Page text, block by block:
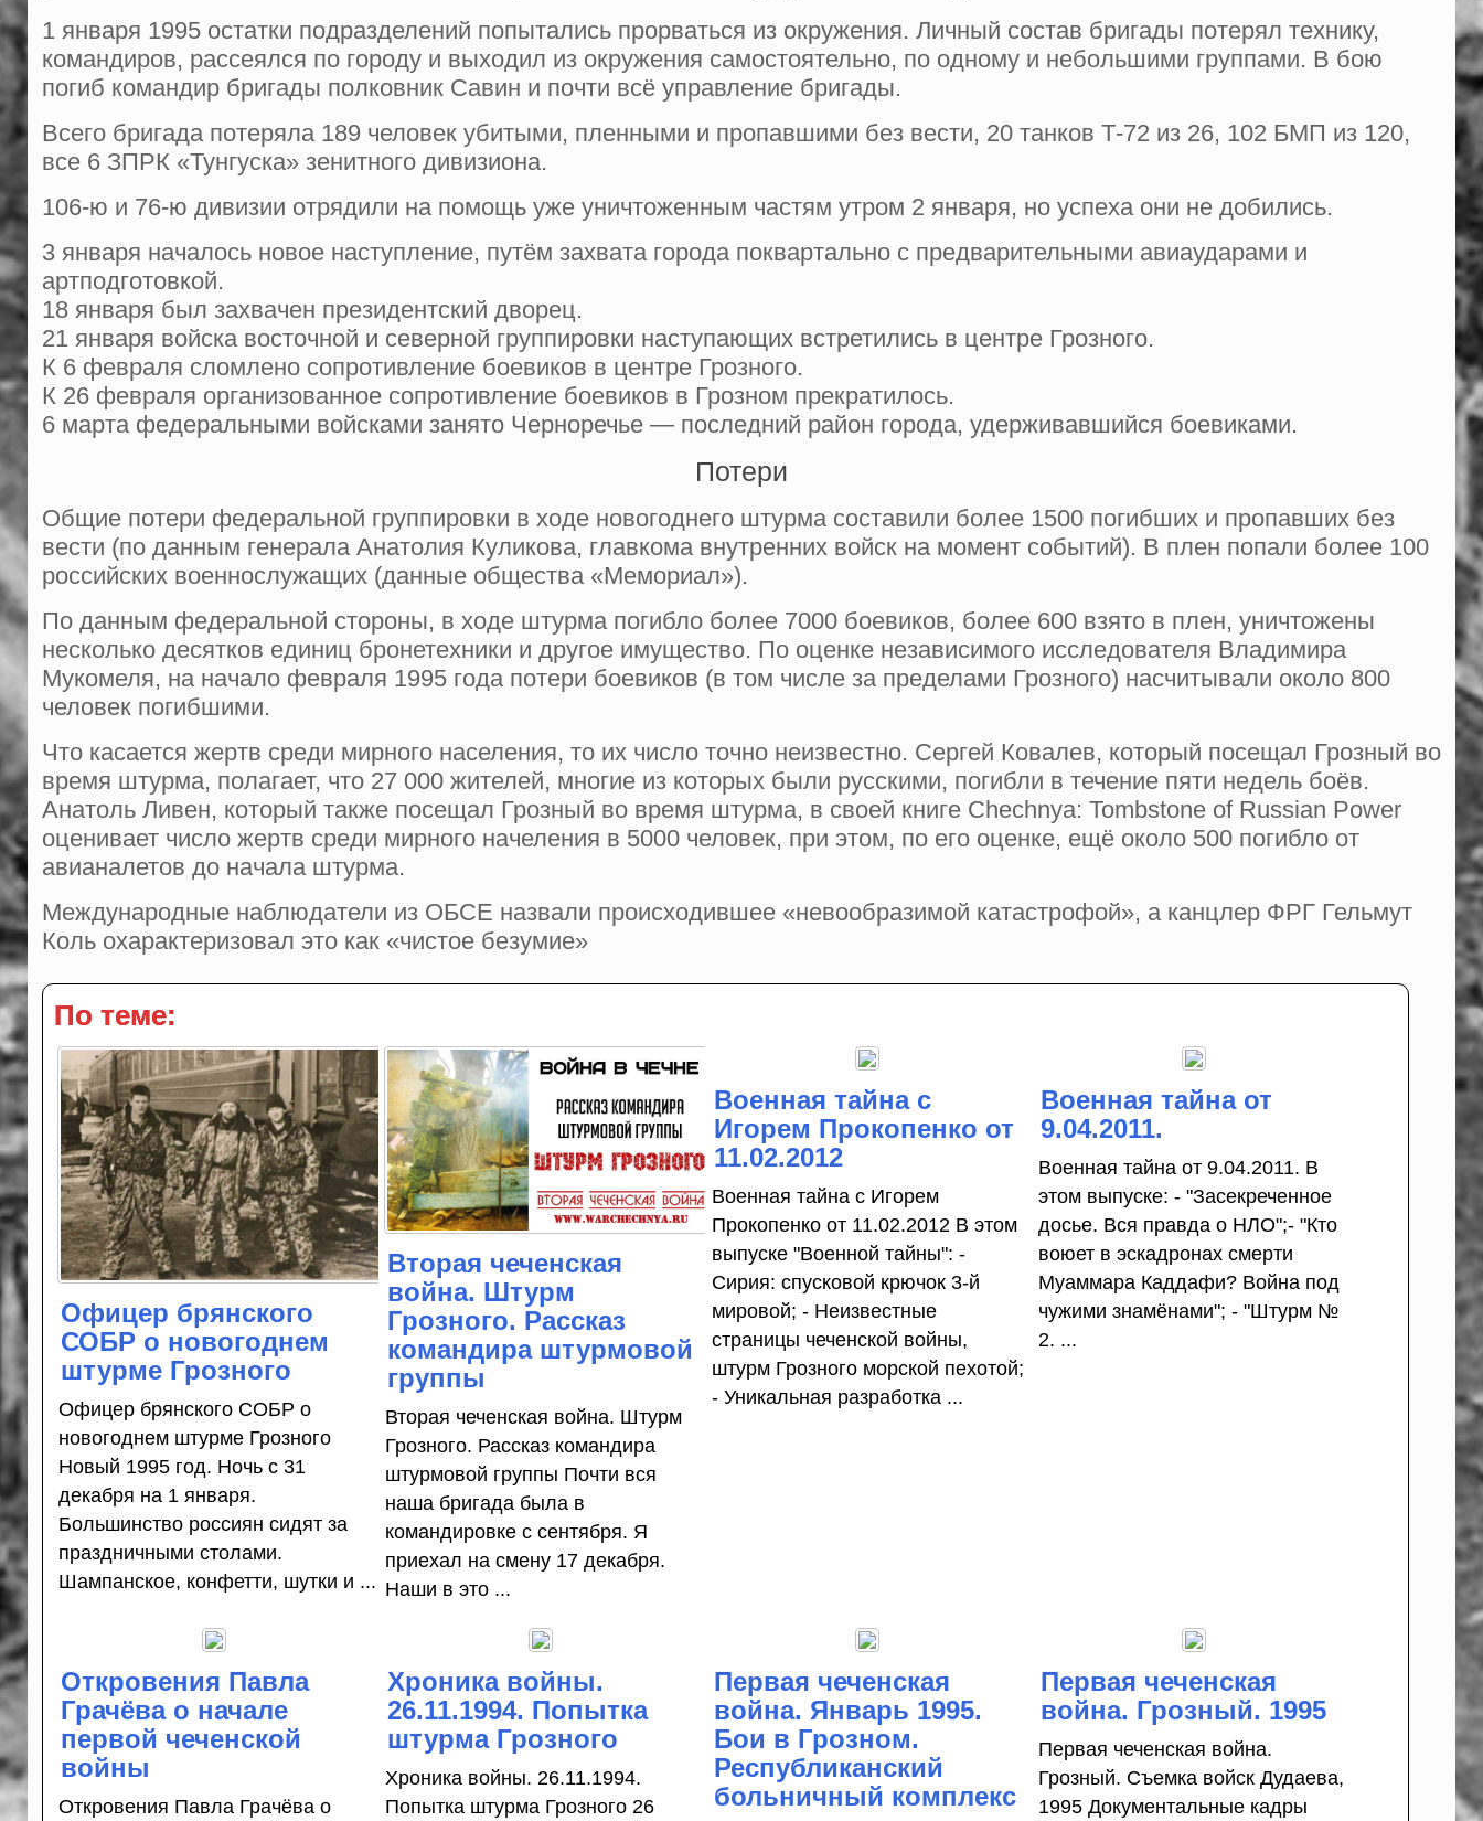
1 января 1995 остатки подразделений попытались прорваться из окружения. Личный состав бригады потерял технику,
командиров, рассеялся по городу и выходил из окружения самостоятельно, по одному и небольшими группами. В бою
погиб командир бригады полковник Савин и почти всё управление бригады.
Всего бригада потеряла 189 человек убитыми, пленными и пропавшими без вести, 20 танков Т-72 из 26, 102 БМП из 120,
все 6 ЗПРК «Тунгуска» зенитного дивизиона.
106-ю и 76-ю дивизии отрядили на помощь уже уничтоженным частям утром 2 января, но успеха они не добились.
3 января началось новое наступление, путём захвата города поквартально с предварительными авиаударами и
артподготовкой.
18 января был захвачен президентский дворец.
21 января войска восточной и северной группировки наступающих встретились в центре Грозного.
К 6 февраля сломлено сопротивление боевиков в центре Грозного.
К 26 февраля организованное сопротивление боевиков в Грозном прекратилось.
6 марта федеральными войсками занято Черноречье — последний район города, удерживавшийся боевиками.
Потери
Общие потери федеральной группировки в ходе новогоднего штурма составили более 1500 погибших и пропавших без
вести (по данным генерала Анатолия Куликова, главкома внутренних войск на момент событий). В плен попали более 100
российских военнослужащих (данные общества «Мемориал»).
По данным федеральной стороны, в ходе штурма погибло более 7000 боевиков, более 600 взято в плен, уничтожены
несколько десятков единиц бронетехники и другое имущество. По оценке независимого исследователя Владимира
Мукомеля, на начало февраля 1995 года потери боевиков (в том числе за пределами Грозного) насчитывали около 800
человек погибшими.
Что касается жертв среди мирного населения, то их число точно неизвестно. Сергей Ковалев, который посещал Грозный во
время штурма, полагает, что 27 000 жителей, многие из которых были русскими, погибли в течение пяти недель боёв.
Анатоль Ливен, который также посещал Грозный во время штурма, в своей книге Chechnya: Tombstone of Russian Power
оценивает число жертв среди мирного начеления в 5000 человек, при этом, по его оценке, ещё около 500 погибло от
авианалетов до начала штурма.
Международные наблюдатели из ОБСЕ назвали происходившее «невообразимой катастрофой», а канцлер ФРГ Гельмут
Коль охарактеризовал это как «чистое безумие»
По теме:
Офицер брянского
СОБР о новогоднем
штурме Грозного
Офицер брянского СОБР о
новогоднем штурме Грозного
Новый 1995 год. Ночь с 31
декабря на 1 января.
Большинство россиян сидят за
праздничными столами.
Шампанское, конфетти, шутки и ...
Вторая чеченская
война. Штурм
Грозного. Рассказ
командира штурмовой
группы
Вторая чеченская война. Штурм
Грозного. Рассказ командира
штурмовой группы Почти вся
наша бригада была в
командировке с сентября. Я
приехал на смену 17 декабря.
Наши в это ...
Военная тайна с
Игорем Прокопенко от
11.02.2012
Военная тайна с Игорем
Прокопенко от 11.02.2012 В этом
выпуске "Военной тайны": -
Сирия: спусковой крючок 3-й
мировой; - Неизвестные
страницы чеченской войны,
штурм Грозного морской пехотой;
- Уникальная разработка ...
Военная тайна от
9.04.2011.
Военная тайна от 9.04.2011. В
этом выпуске: - "Засекреченное
досье. Вся правда о НЛО";- "Кто
воюет в эскадронах смерти
Муаммара Каддафи? Война под
чужими знамёнами"; - "Штурм №
2. ...
Откровения Павла
Грачёва о начале
первой чеченской
войны
Откровения Павла Грачёва о
Хроника войны.
26.11.1994. Попытка
штурма Грозного
Хроника войны. 26.11.1994.
Попытка штурма Грозного 26
Первая чеченская
война. Январь 1995.
Бои в Грозном.
Республиканский
больничный комплекс
Первая чеченская
война. Грозный. 1995
Первая чеченская война.
Грозный. Съемка войск Дудаева,
1995 Документальные кадры